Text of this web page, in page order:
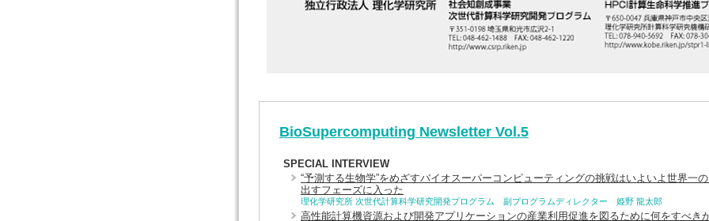
BioSupercomputing Newsletter Vol.5
SPECIAL INTERVIEW
“予測する生物学”をめざすバイオスーパーコンピューティングの挑戦はいよいよ世界一
出すフェーズに入った
理化学研究所 次世代計算科学研究開発プログラム 副プログラムディレクター 姫野 龍太郎
高性能計算機資源および開発アプリケーションの産業利用促進を図るために何をすべき